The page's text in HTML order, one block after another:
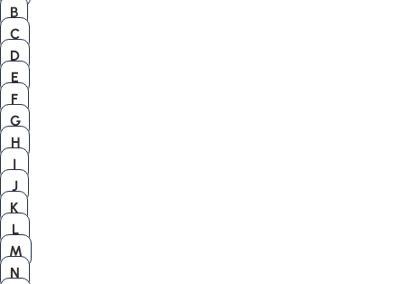
B
C
D
E
F
G
H
I
J
K
L
M
N